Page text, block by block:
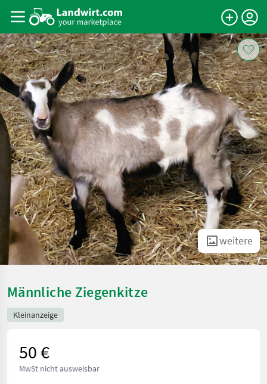
weitere
Männliche Ziegenkitze
Kleinanzeige
50 €
MwSt nicht ausweisbar